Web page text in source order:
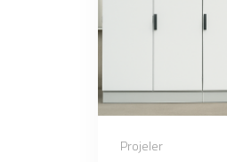
Projeler